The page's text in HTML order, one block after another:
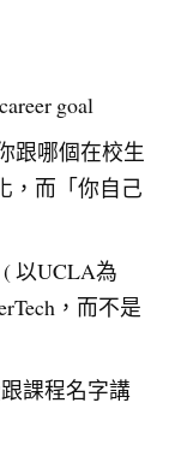
goal
跟哪個在校生
，而「你自己
以UCLA為
，而不是
課程名字講